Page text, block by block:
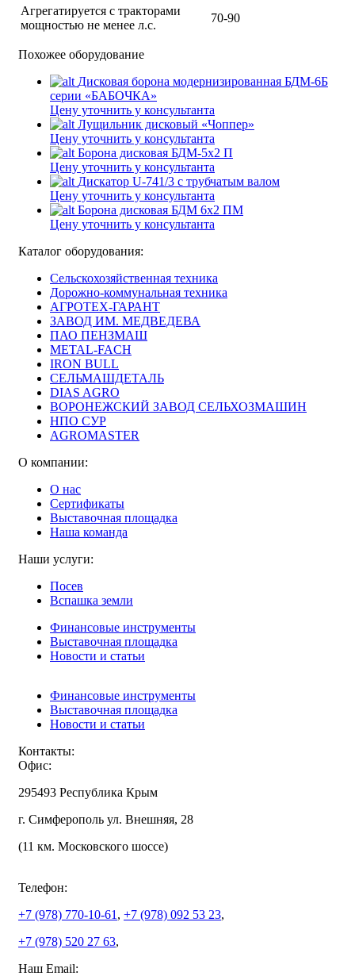
Агрегатируется с тракторами
мощностью не менее л.с.
70-90
Похожее оборудование
Дисковая борона модернизированная БДМ-6Б
серии «БАБОЧКА»
Цену уточнить у консультанта
Лущильник дисковый «Чоппер»
Цену уточнить у консультанта
Борона дисковая БДМ-5х2 П
Цену уточнить у консультанта
Дискатор U-741/3 с трубчатым валом
Цену уточнить у консультанта
Борона дисковая БДМ 6х2 ПМ
Цену уточнить у консультанта
Каталог оборудования:
Сельскохозяйственная техника
Дорожно-коммунальная техника
АГРОТЕХ-ГАРАНТ
ЗАВОД ИМ. МЕДВЕДЕВА
ПАО ПЕНЗМАШ
METAL-FACH
IRON BULL
СЕЛЬМАШДЕТАЛЬ
DIAS AGRO
ВОРОНЕЖСКИЙ ЗАВОД СЕЛЬХОЗМАШИН
НПО СУР
AGROMASTER
О компании:
О нас
Сертификаты
Выставочная площадка
Наша команда
Наши услуги:
Посев
Вспашка земли
Финансовые инструменты
Выставочная площадка
Новости и статьи
Финансовые инструменты
Выставочная площадка
Новости и статьи
Контакты:
Офис:
295493 Республика Крым
г. Симферополь ул. Внешняя, 28
(11 км. Московского шоссе)
Телефон:
+7 (978) 770-10-61 , +7 (978) 092 53 23,
+7 (978) 520 27 63,
Наш Email: